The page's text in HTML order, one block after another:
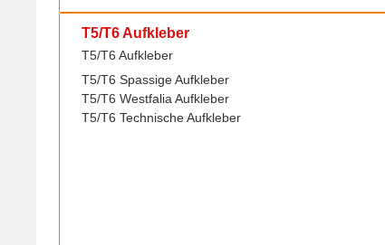
T5/T6 Aufkleber
T5/T6 Aufkleber
T5/T6 Spassige Aufkleber
T5/T6 Westfalia Aufkleber
T5/T6 Technische Aufkleber